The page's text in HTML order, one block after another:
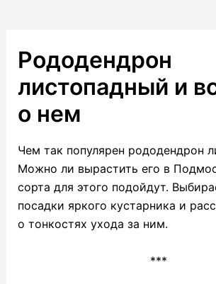
Рододендрон
листопадный и
о нем
Чем так популярен рододендрон
Можно ли вырастить его в
сорта для этого подойдут.
посадки яркого кустарника и
о тонкостях ухода за ним.
***